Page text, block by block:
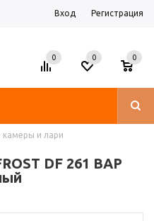
Вход Регистрация
0 0 0
и лари
DF 261 BAP